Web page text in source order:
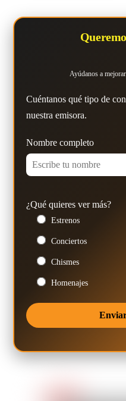
Ayúdanos a
Cuéntanos qué tipo de
nuestra emisora.
Nombre completo
¿Qué quieres ver más?
Estrenos
Conciertos
Chismes
Homenajes